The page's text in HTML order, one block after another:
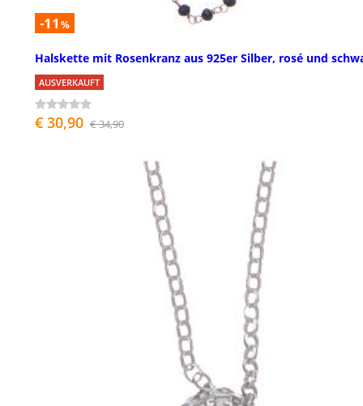
-11 %
Halskette mit Rosenkranz aus 925er Silber, rosé und
AUSVERKAUFT
€ 30,90 € 34,90